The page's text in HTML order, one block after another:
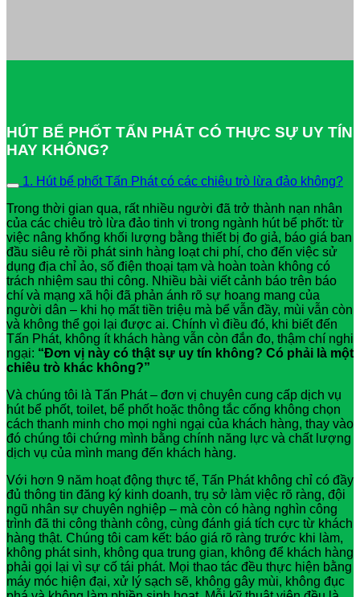
HÚT BỂ PHỐT TẤN PHÁT CÓ THỰC SỰ UY TÍN
HAY KHÔNG?
1. Hút bể phốt Tấn Phát có các chiêu trò lừa đảo không?
Trong thời gian qua, rất nhiều người đã trở thành nạn nhân
của các chiêu trò lừa đảo tinh vi trong ngành hút bể phốt: từ
việc nâng khống khối lượng bằng thiết bị đo giả, báo giá ban
đầu siêu rẻ rồi phát sinh hàng loạt chi phí, cho đến việc sử
dụng địa chỉ ảo, số điện thoại tạm và hoàn toàn không có
trách nhiệm sau thi công. Nhiều bài viết cảnh báo trên báo
chí và mạng xã hội đã phản ánh rõ sự hoang mang của
người dân – khi họ mất tiền triệu mà bể vẫn đầy, mùi vẫn còn
và không thể gọi lại được ai. Chính vì điều đó, khi biết đến
Tấn Phát, không ít khách hàng vẫn còn đắn đo, thậm chí nghi
ngại: “Đơn vị này có thật sự uy tín không? Có phải là một
chiêu trò khác không?”
Và chúng tôi là Tấn Phát – đơn vị chuyên cung cấp dịch vụ
hút bể phốt, toilet, bể phốt hoặc thông tắc cống không chọn
cách thanh minh cho mọi nghi ngại của khách hàng, thay vào
đó chúng tôi chứng mình bằng chính năng lực và chất lượng
dịch vụ của mình mang đến khách hàng.
Với hơn 9 năm hoạt động thực tế, Tấn Phát không chỉ có đầy
đủ thông tin đăng ký kinh doanh, trụ sở làm việc rõ ràng, đội
ngũ nhân sự chuyên nghiệp – mà còn có hàng nghìn công
trình đã thi công thành công, cùng đánh giá tích cực từ khách
hàng thật. Chúng tôi cam kết: báo giá rõ ràng trước khi làm,
không phát sinh, không qua trung gian, không để khách hàng
phải gọi lại vì sự cố tái phát. Mọi thao tác đều thực hiện bằng
máy móc hiện đại, xử lý sạch sẽ, không gây mùi, không đục